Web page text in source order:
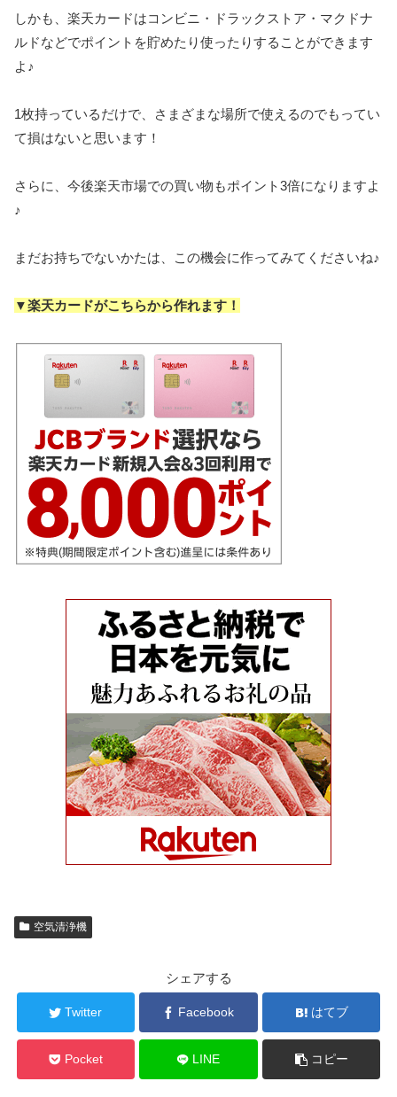
しかも、楽天カードはコンビニ・ドラックストア・マクドナ
ルドなどでポイントを貯めたり使ったりすることができます
よ♪
1枚持っているだけで、さまざまな場所で使えるのでもってい
て損はないと思います！
さらに、今後楽天市場での買い物もポイント3倍になりますよ
♪
まだお持ちでないかたは、この機会に作ってみてくださいね♪
▼楽天カードがこちらから作れます！
空気清浄機
シェアする
Twitter Facebook はてブ
Pocket LINE コピー